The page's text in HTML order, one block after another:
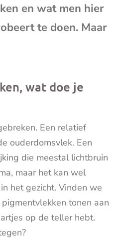
en wat men hier
te doen. Maar
wat doe je
Een relatief
ouderdomsvlek. Een
die meestal lichtbruin
maar het kan wel
het gezicht. Vinden we
tonen aan
op de teller hebt.